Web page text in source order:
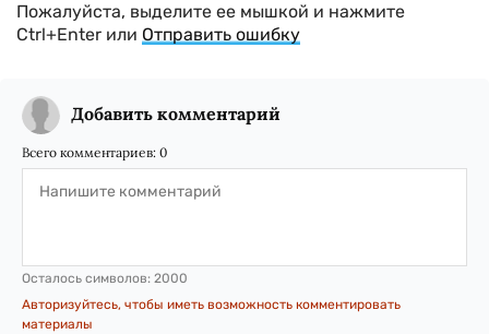
Пожалуйста, выделите ее мышкой и нажмите
Ctrl+Enter или Отправить ошибку
Добавить комментарий
Всего комментариев: 0
Осталось символов: 2000
Авторизуйтесь, чтобы иметь возможность комментировать
материалы